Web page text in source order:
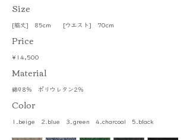
​Size
[脇丈] 85cm [ウエスト] 70cm
Price
¥14,500
​Material
綿98％ ポリウレタン2％
Color
1.beige 2.blue 3.green 4.charcoal 5.black